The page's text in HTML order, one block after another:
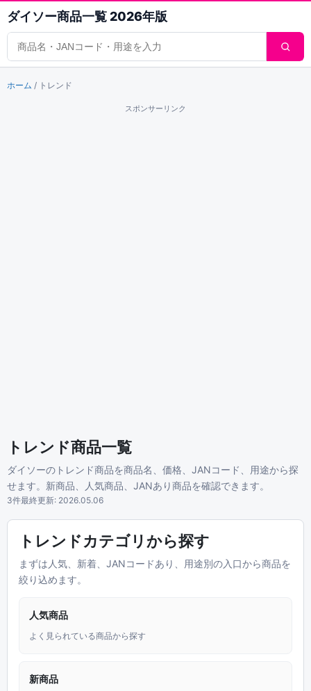
ダイソー商品一覧 2026年版
商品検索
ホーム / トレンド
スポンサーリンク
トレンド商品一覧
ダイソーのトレンド商品を商品名、価格、JANコード、用途から探
せます。新商品、人気商品、JANあり商品を確認できます。
3件最終更新: 2026.05.06
トレンドカテゴリから探す
まずは人気、新着、JANコードあり、用途別の入口から商品を
絞り込めます。
人気商品
よく見られている商品から探す
新商品